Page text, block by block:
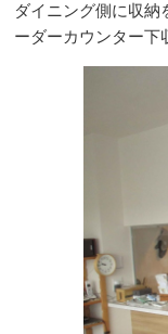
ダイニング側に収納
ーダーカウンター下